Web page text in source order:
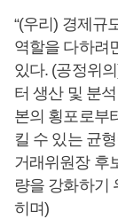
“(우리) 경제규
역할을 다하려
있다. (공정위
터 생산 및 분
본의 횡포로부
킬 수 있는 균
거래위원장 후
량을 강화하기
히며)